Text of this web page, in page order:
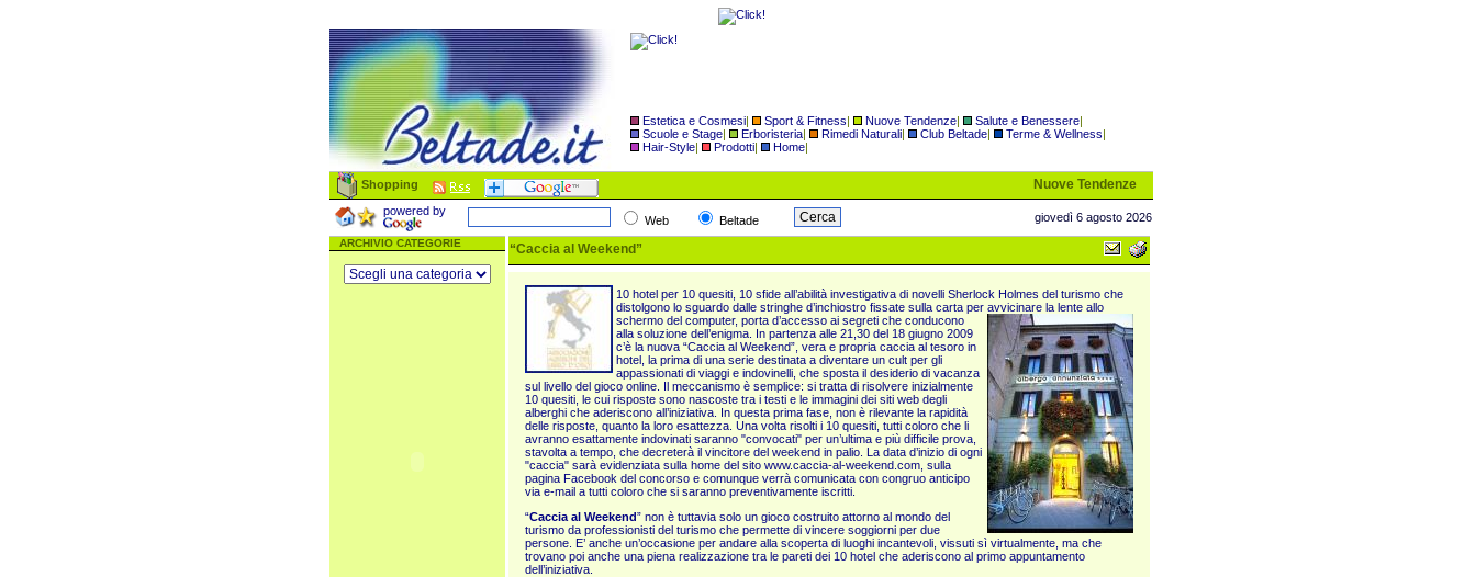
Estetica e Cosmesi| Sport & Fitness| Nuove Tendenze| Salute e Benessere|
Scuole e Stage| Erboristeria| Rimedi Naturali| Club Beltade| Terme & Wellness|
Hair-Style| Prodotti| Home|
Shopping Nuove Tendenze
powered by
Web Beltade giovedì 6 agosto 2026
ARCHIVIO CATEGORIE “Caccia al Weekend”
10 hotel per 10 quesiti, 10 sfide all’abilità investigativa di novelli Sherlock Holmes del turismo che
distolgono lo sguardo dalle stringhe d’inchiostro fissate sulla carta per avvicinare la lente allo
schermo del computer, porta d’accesso ai segreti che conducono
alla soluzione dell’enigma. In partenza alle 21,30 del 18 giugno 2009
c’è la nuova “Caccia al Weekend”, vera e propria caccia al tesoro in
hotel, la prima di una serie destinata a diventare un cult per gli
appassionati di viaggi e indovinelli, che sposta il desiderio di vacanza
sul livello del gioco online. Il meccanismo è semplice: si tratta di risolvere inizialmente
10 quesiti, le cui risposte sono nascoste tra i testi e le immagini dei siti web degli
alberghi che aderiscono all’iniziativa. In questa prima fase, non è rilevante la rapidità
delle risposte, quanto la loro esattezza. Una volta risolti i 10 quesiti, tutti coloro che li
avranno esattamente indovinati saranno "convocati" per un’ultima e più difficile prova,
stavolta a tempo, che decreterà il vincitore del weekend in palio. La data d’inizio di ogni
"caccia" sarà evidenziata sulla home del sito www.caccia-al-weekend.com, sulla
pagina Facebook del concorso e comunque verrà comunicata con congruo anticipo
via e-mail a tutti coloro che si saranno preventivamente iscritti.
“Caccia al Weekend” non è tuttavia solo un gioco costruito attorno al mondo del
turismo da professionisti del turismo che permette di vincere soggiorni per due
persone. E’ anche un’occasione per andare alla scoperta di luoghi incantevoli, vissuti sì virtualmente, ma che
trovano poi anche una piena realizzazione tra le pareti dei 10 hotel che aderiscono al primo appuntamento
dell’iniziativa.